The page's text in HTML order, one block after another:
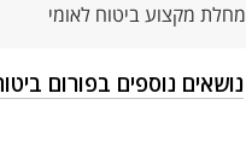
מחלת מקצוע ביטוח לאומי
נושאים נוספים בפורום